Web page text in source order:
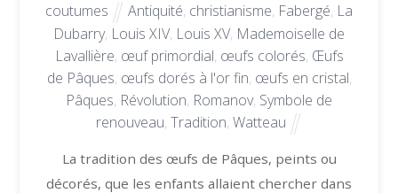
coutumes
Antiquité, christianisme, Fabergé, La
Dubarry, Louis XIV, Louis XV, Mademoiselle de
Lavallière, œuf primordial, œufs colorés, Œufs
de Pâques, œufs dorés à l'or fin, œufs en cristal,
Pâques, Révolution, Romanov, Symbole de
renouveau, Tradition, Watteau
La tradition des œufs de Pâques, peints ou
décorés, que les enfants allaient chercher dans